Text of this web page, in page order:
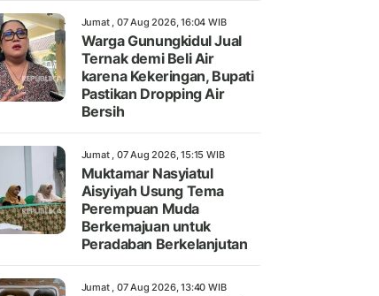
Jumat , 07 Aug 2026, 16:04 WIB
Warga Gunungkidul Jual
Ternak demi Beli Air
karena Kekeringan, Bupati
Pastikan Dropping Air
Bersih
Jumat , 07 Aug 2026, 15:15 WIB
Muktamar Nasyiatul
Aisyiyah Usung Tema
Perempuan Muda
Berkemajuan untuk
Peradaban Berkelanjutan
Jumat , 07 Aug 2026, 13:40 WIB